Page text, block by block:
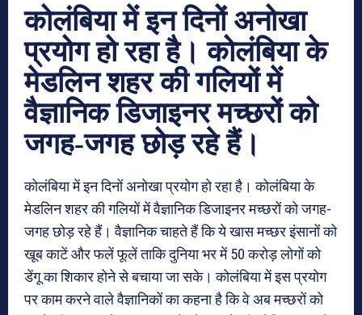
कोलंबिया में इन दिनों अनोखा
प्रयोग हो रहा है। कोलंबिया के
मेडलिन शहर की गलियों में
वैज्ञानिक डिजाइनर मच्‍छरों को
जगह-जगह छोड़ रहे हैं।
कोलंबिया में इन दिनों अनोखा प्रयोग हो रहा है। कोलंबिया के
मेडलिन शहर की गलियों में वैज्ञानिक डिजाइनर मच्‍छरों को जगह-
जगह छोड़ रहे हैं। वैज्ञानिक चाहते हैं कि ये खास मच्‍छर इंसानों को
खूब काटें और फलें फूलें ताकि दुनिया भर में 50 करोड़ लोगों को
डेंगू का शिकार होने से बचाया जा सके। कोलंबिया में इस प्रयोग
पर काम करने वाले वैज्ञानिकों का कहना है कि वे अब मच्‍छरों को